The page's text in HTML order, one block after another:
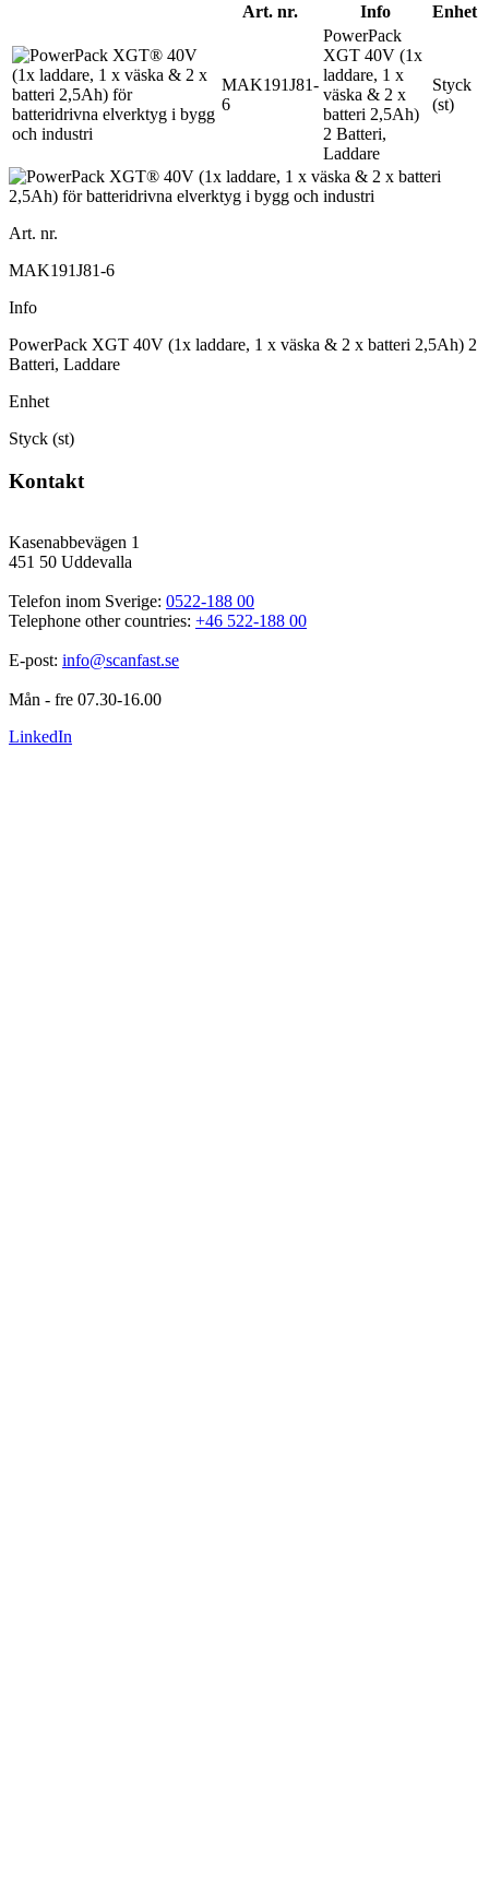
Art. nr.
Info Enhet
MAK191J81-
6
PowerPack
XGT 40V (1x
laddare, 1 x
väska & 2 x
batteri 2,5Ah)
2 Batteri,
Laddare
Styck
(st)
Art. nr.
MAK191J81-6
Info
PowerPack XGT 40V (1x laddare, 1 x väska & 2 x batteri 2,5Ah) 2
Batteri, Laddare
Enhet
Styck (st)
Kontakt
Kasenabbevägen 1
451 50 Uddevalla
Telefon inom Sverige: 0522-188 00
Telephone other countries: +46 522-188 00
E-post: info@scanfast.se
Mån - fre 07.30-16.00
LinkedIn